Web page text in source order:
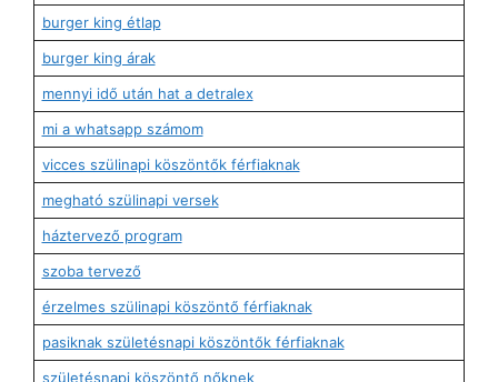
burger king étlap
burger king árak
mennyi idő után hat a detralex
mi a whatsapp számom
vicces szülinapi köszöntők férfiaknak
megható szülinapi versek
háztervező program
szoba tervező
érzelmes szülinapi köszöntő férfiaknak
pasiknak születésnapi köszöntők férfiaknak
születésnapi köszöntő nőknek